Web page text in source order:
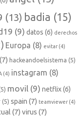
(13) badia (15)
(9) datos (6) derechos
Europa (8) evitar (4)
(7) hackeandoelsistema (5)
(4) instagram (8)
movil (9) netflix(6)
(5) spain (7) teamviewer (4)
(7) virus (7)